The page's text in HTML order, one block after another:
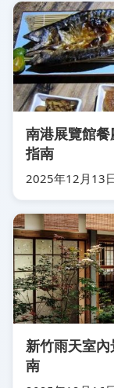
南港展覽館
指南
2025年12月13
新竹雨天室
南